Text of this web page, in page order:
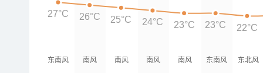
东南风 南风 南风 南风 南风 东南风 东北风
27°C 26°C 25°C 24°C 23°C 23°C 22°C